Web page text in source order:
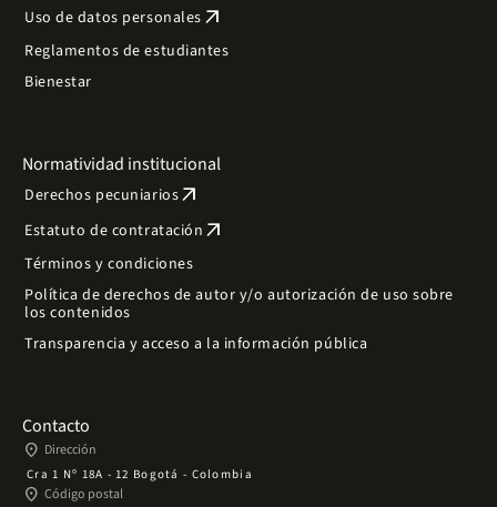
Uso de datos personales arrow_outward
Reglamentos de estudiantes
Bienestar
Normatividad institucional
Derechos pecuniariosarrow_outward
Estatuto de contratación arrow_outward
Términos y condiciones
Política de derechos de autor y/o autorización de uso sobre
los contenidos
Transparencia y acceso a la información pública
Contacto
place Dirección
Cra 1 Nº 18A - 12 Bogotá - Colombia
place Código postal